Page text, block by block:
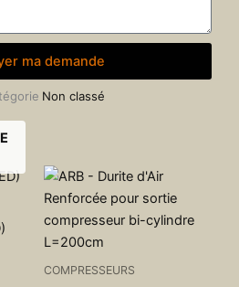
ma demande
Non classé
COMPRESSEURS